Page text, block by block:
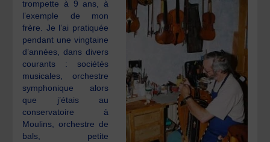
trompette à 9 ans, à
l’exemple de mon
frère. Je l’ai pratiquée
pendant une vingtaine
d’années, dans divers
courants : sociétés
musicales, orchestre
symphonique alors
que j’étais au
conservatoire à
Moulins, orchestre de
bals, petite